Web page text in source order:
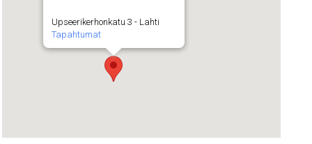
Upseerikerhonkatu 3 - Lahti
Tapahtumat